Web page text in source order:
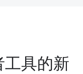
工具的新